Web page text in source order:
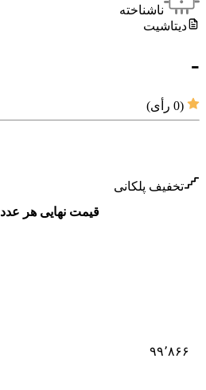
ناشناخته
دیتاشیت
-
(
0 رأی)
تخفیف پلکانی
قیمت نهایی هر عدد
۹۹٬۸۶۶